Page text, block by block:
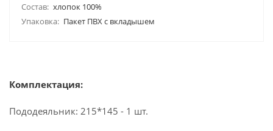
Состав: хлопок 100%
Упаковка: Пакет ПВХ с вкладышем
Комплектация:
Пододеяльник: 215*145 - 1 шт.